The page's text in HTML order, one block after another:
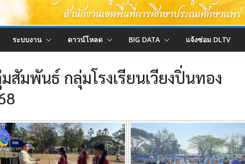
ระบบงาน ดาวน์โหลด BIG DATA แจ้งซ่อม DLTV
สัมพันธ์ กลุ่มโรงเรียนเวียงปิ่นทอง